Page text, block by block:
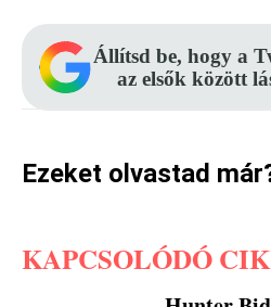
Állítsd be, hogy a
az elsők között
Ezeket olvastad
KAPCSOLÓDÓ